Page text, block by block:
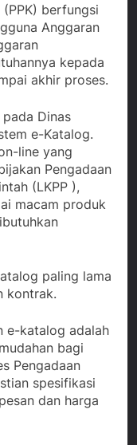
berfungsi
Anggaran
kepada
akhir proses.
Dinas
e-Katalog.
line yang
Pengadaan
(LKPP ),
macam produk
paling lama
kontrak.
e-katalog adalah
bagi
Pengadaan
spesifikasi
dan harga